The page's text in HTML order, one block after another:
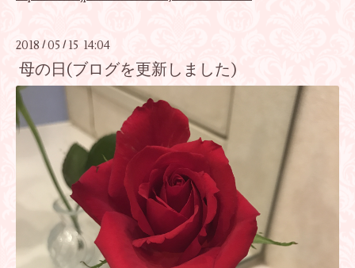
2018 /05 / 15 14:04
母の日(ブログを更新しました)